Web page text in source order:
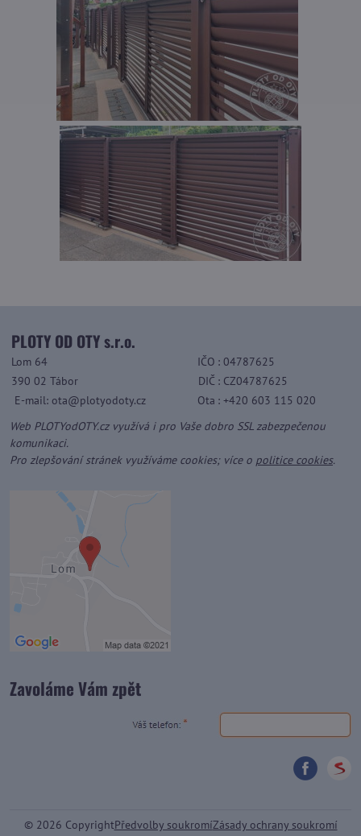
PLOTY OD OTY s.r.o.
Lom 64 IČO : 04787625
390 02 Tábor
DIČ : CZ04787625
E-mail: ota@plotyodoty.cz
Ota : +420 603 115 020
Web PLOTYodOTY.cz využívá i pro Vaše dobro SSL zabezpečenou
komunikaci.
Pro zlepšování stránek využíváme cookies; více o politice cookies.
Zavoláme Vám zpět
© 2026 CopyrightPředvolby soukromíZásady ochrany soukromí